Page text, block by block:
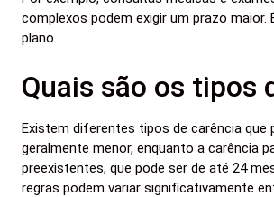
complexos podem exigir um prazo
plano.
Quais são os tipos
Existem diferentes tipos de carência que
geralmente menor, enquanto a carência
preexistentes, que pode ser de até 24
regras podem variar significativamente